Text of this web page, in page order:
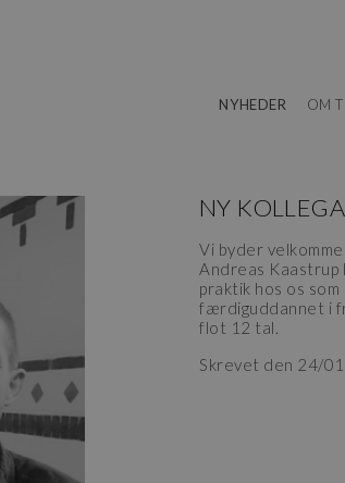
NYHEDER OM
NY
Vi byder
Andreas Kaastrup
praktik hos os
færdiguddannet i
flot 12 tal.
Skrevet den 24/